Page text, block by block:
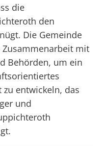
die
den
Die Gemeinde
Zusammenarbeit mit
Behörden, um ein
zu entwickeln, das
und